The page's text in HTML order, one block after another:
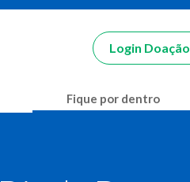
Login Doação
Fique por dentro